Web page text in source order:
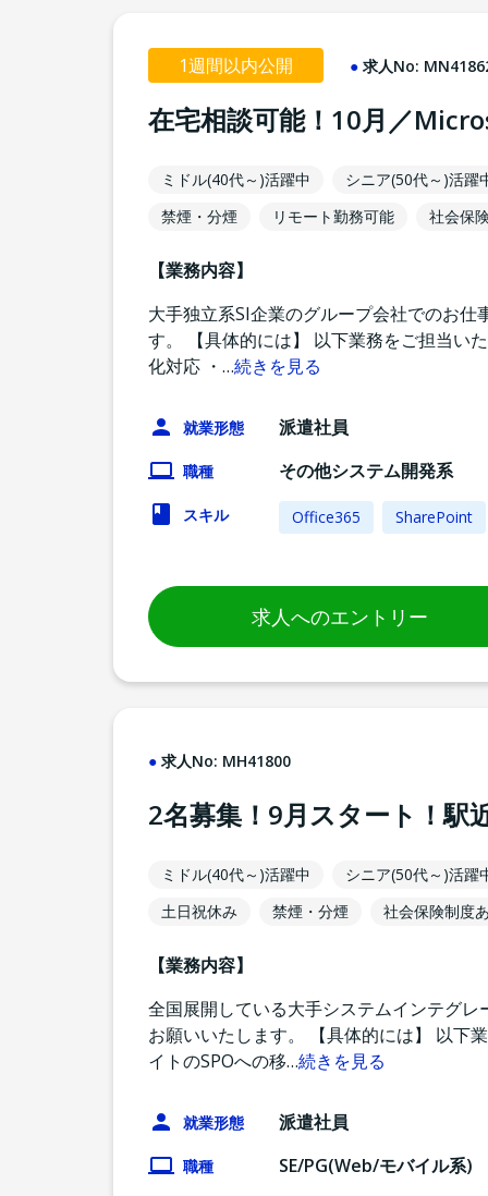
1週間以内公開 求人No:
在宅相談可能！10月／
ミドル(40代～)活躍中
シニア(50代～)活躍
禁煙・分煙
リモート勤務可能 社会保
【業務内容】
大手独立系SI企業のグループ会社でのお
す。 【具体的には】 以下業務をご担当い
化対応 ・ …続きを見る
就業形態 派遣社員
職種 その他システム開発系
スキル Office365 SharePoint
求人へのエントリー
求人No: MH41800
2名募集！9月スタート！駅
ミドル(40代～)活躍中
シニア(50代～)活躍
土日祝休み
禁煙・分煙 社会保険制度
【業務内容】
全国展開している大手システムインテグ
お願いいたします。 【具体的には】 以下
イトのSPOへの移…続きを見る
就業形態 派遣社員
職種 SE/PG(Web/モバイル系)